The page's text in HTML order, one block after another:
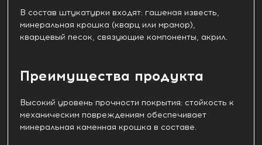
В состав штукатурки входят: гашеная известь,
минеральная крошка (кварц или мрамор),
кварцевый песок, связующие компоненты, акрил.
Преимущества продукта
Высокий уровень прочности покрытия: стойкость к
механическим повреждениям обеспечивает
минеральная каменная крошка в составе.